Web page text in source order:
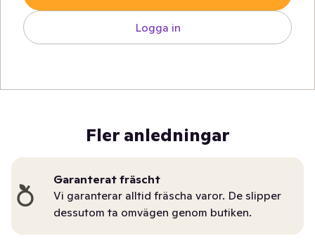
Logga in
Fler anledningar
Garanterat fräscht
Vi garanterar alltid fräscha varor. De slipper
dessutom ta omvägen genom butiken.